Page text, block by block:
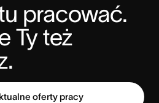
pracować.
Ty też
oferty pracy